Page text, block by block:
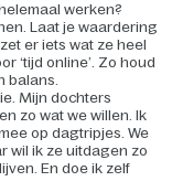
werken?
Laat je waardering
er iets wat ze heel
‘tijd online’. Zo houd
balans.
Mijn dochters
zo wat we willen. Ik
op dagtripjes. We
wil ik ze uitdagen zo
En doe ik zelf